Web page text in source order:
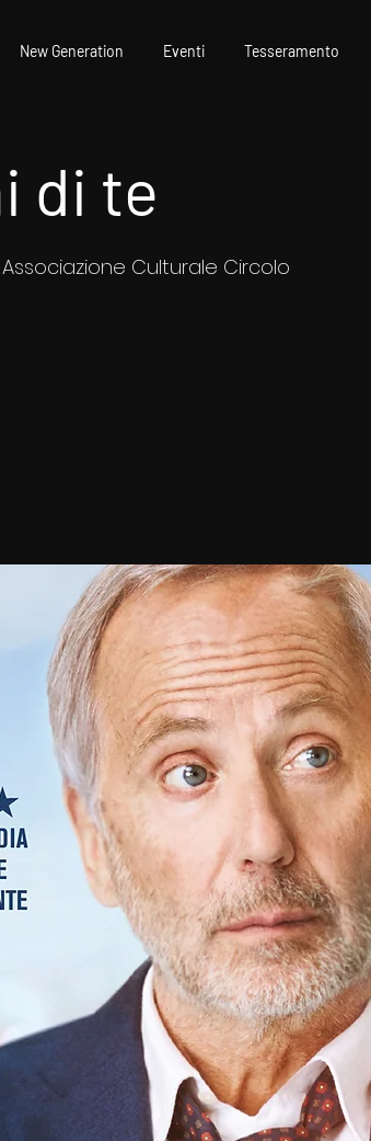
New Generation Eventi Tesseramento
di te
Associazione Culturale Circolo